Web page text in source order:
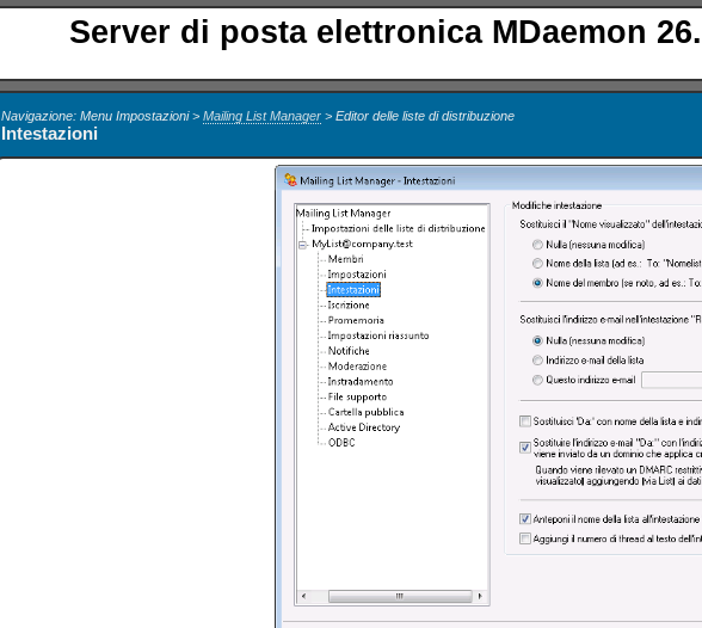
Server di posta elettronica MDaemon
Navigazione: Menu Impostazioni >Mailing List Manager > Editor delle liste di distribuzione
Intestazioni